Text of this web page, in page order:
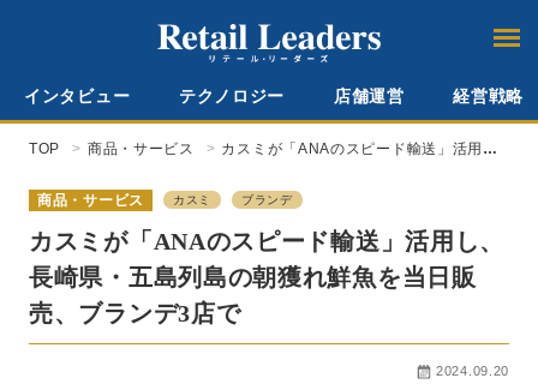
インタビュー テクノロジー 店舗運営 経営戦略
TOP 商品・サービス
カスミが「ANAのスピード輸送」活用
日販売、ブランデ3店で
商品・サービス カスミ ブランデ
カスミが「ANAのスピード輸送」活用し、
長崎県・五島列島の朝獲れ鮮魚を当日販
売、ブランデ3店で
2024.09.20